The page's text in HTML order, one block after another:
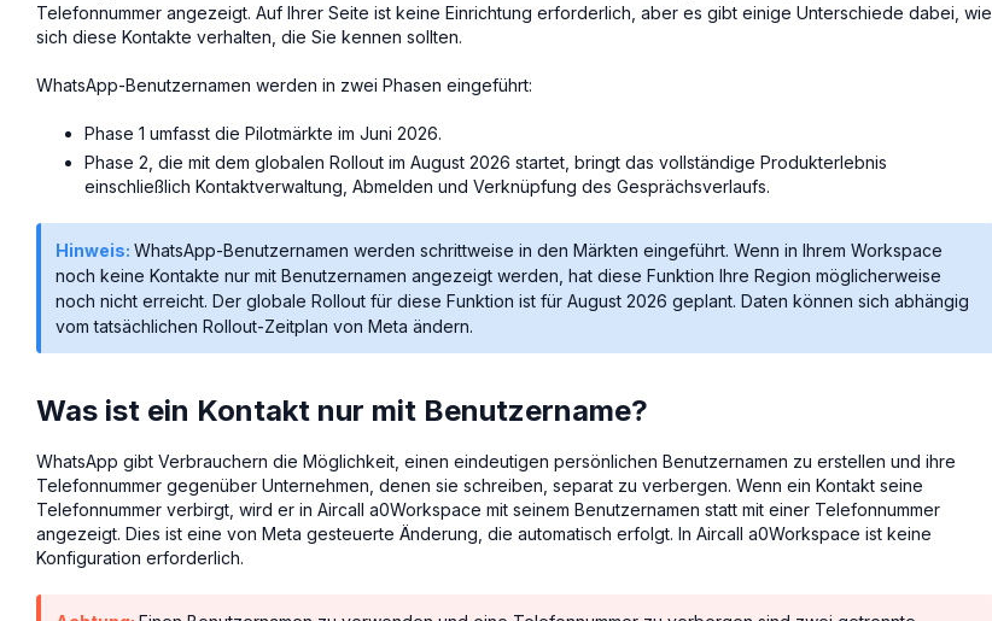
Telefonnummer angezeigt. Auf Ihrer Seite ist keine Einrichtung erforderlich, aber es gibt einige Unterschiede dabei, wie
sich diese Kontakte verhalten, die Sie kennen sollten.
WhatsApp-Benutzernamen werden in zwei Phasen eingeführt:
Phase 1 umfasst die Pilotmärkte im Juni 2026.
Phase 2, die mit dem globalen Rollout im August 2026 startet, bringt das vollständige Produkterlebnis
einschließlich Kontaktverwaltung, Abmelden und Verknüpfung des Gesprächsverlaufs.
Hinweis: WhatsApp-Benutzernamen werden schrittweise in den Märkten eingeführt. Wenn in Ihrem Workspace
noch keine Kontakte nur mit Benutzernamen angezeigt werden, hat diese Funktion Ihre Region möglicherweise
noch nicht erreicht. Der globale Rollout für diese Funktion ist für August 2026 geplant. Daten können sich abhängig
vom tatsächlichen Rollout-Zeitplan von Meta ändern.
Was ist ein Kontakt nur mit Benutzername?
WhatsApp gibt Verbrauchern die Möglichkeit, einen eindeutigen persönlichen Benutzernamen zu erstellen und ihre
Telefonnummer gegenüber Unternehmen, denen sie schreiben, separat zu verbergen. Wenn ein Kontakt seine
Telefonnummer verbirgt, wird er in Aircall a0Workspace mit seinem Benutzernamen statt mit einer Telefonnummer
angezeigt. Dies ist eine von Meta gesteuerte Änderung, die automatisch erfolgt. In Aircall a0Workspace ist keine
Konfiguration erforderlich.